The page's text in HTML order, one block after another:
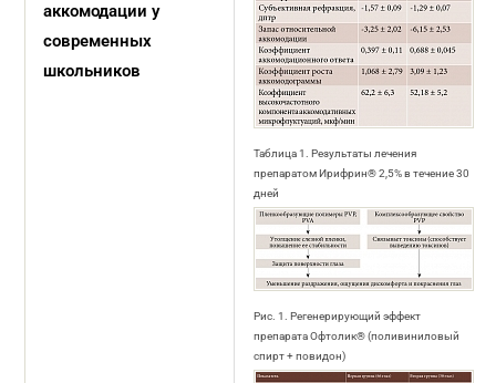
Таблица 1. Результаты лечения
препаратом Ирифрин® 2,5% в течение 30
дней
Рис. 1. Регенерирующий эффект
препарата Офтолик® (поливиниловый
спирт + повидон)
аккомодации у
современных
школьников